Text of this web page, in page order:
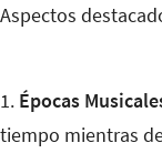
Aspectos
1. Épocas
tiempo mientras